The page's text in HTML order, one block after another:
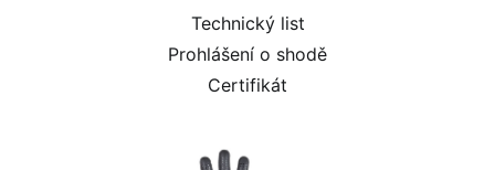
Technický list
Prohlášení o shodě
Certifikát